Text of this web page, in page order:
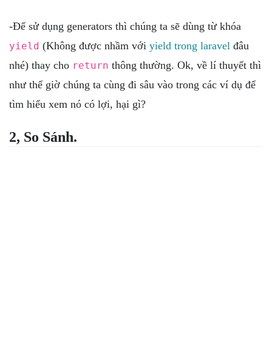
-Để sử dụng generators thì chúng ta sẽ dùng từ khóa
yield (Không được nhầm với yield trong laravel đâu
nhé) thay cho return thông thường. Ok, về lí thuyết thì
như thế giờ chúng ta cùng đi sâu vào trong các ví dụ để
tìm hiểu xem nó có lợi, hại gì?
2, So Sánh.